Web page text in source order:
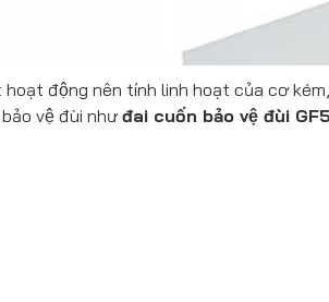
động nên tính linh hoạt của cơ
vệ đùi như đai cuốn bảo vệ đùi